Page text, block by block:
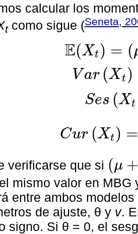
calcular los
tcomo sigue (Seneta,
E(Xt ) = (
V ar (Xt )
Ses (Xt
Cur (Xt) =
θ)t-qVar Xt t-q σ
verificarse que si (μ +
μ +θ= -12
mismo valor en MBG
entre ambos
de ajuste, θ y v.
signo. Si θ = 0, el